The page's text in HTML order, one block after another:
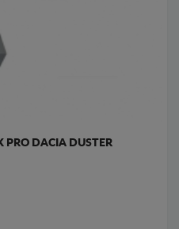
PRO DACIA DUSTER